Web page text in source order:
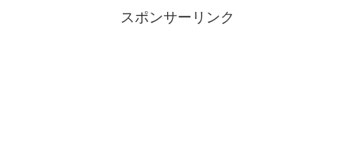
スポンサーリンク